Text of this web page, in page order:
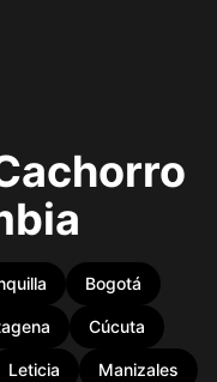
Bogotá
Cúcuta
Leticia Manizales